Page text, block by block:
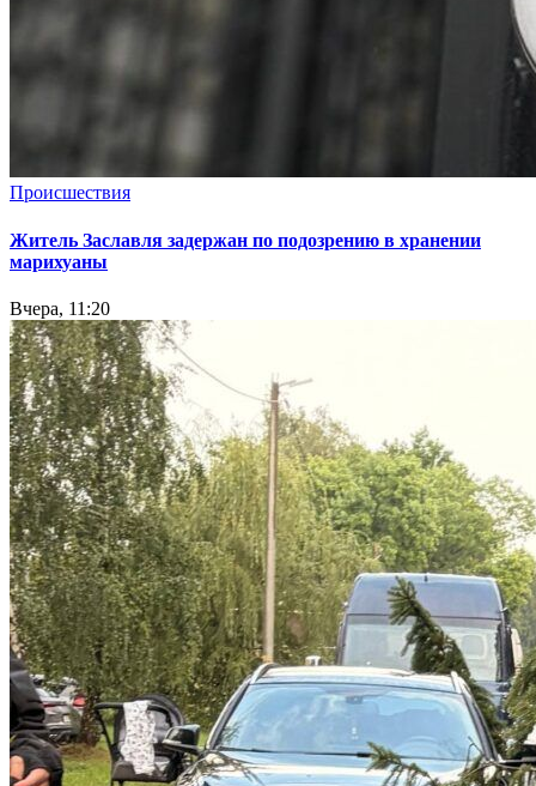
Происшествия
Житель Заславля задержан по подозрению в хранении
марихуаны
Вчера, 11:20